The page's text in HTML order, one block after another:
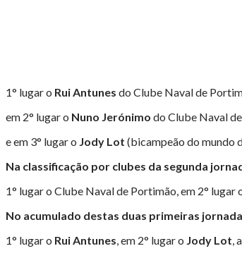
1° lugar o Rui Antunes do Clube Naval de
em 2° lugar o Nuno Jerónimo do Clube Naval
e em 3° lugar o Jody Lot (bicampeão do mundo
Na classificação por clubes da segunda
1° lugar o Clube Naval de Portimão, em 2° lugar
No acumulado destas duas primeiras
1° lugar o Rui Antunes, em 2° lugar o Jody Lot,